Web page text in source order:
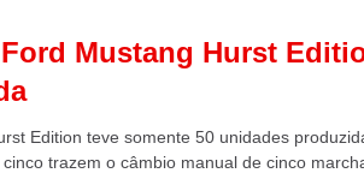
Mustang Hurst
Edition teve somente 50 unidades
trazem o câmbio manual de cinco